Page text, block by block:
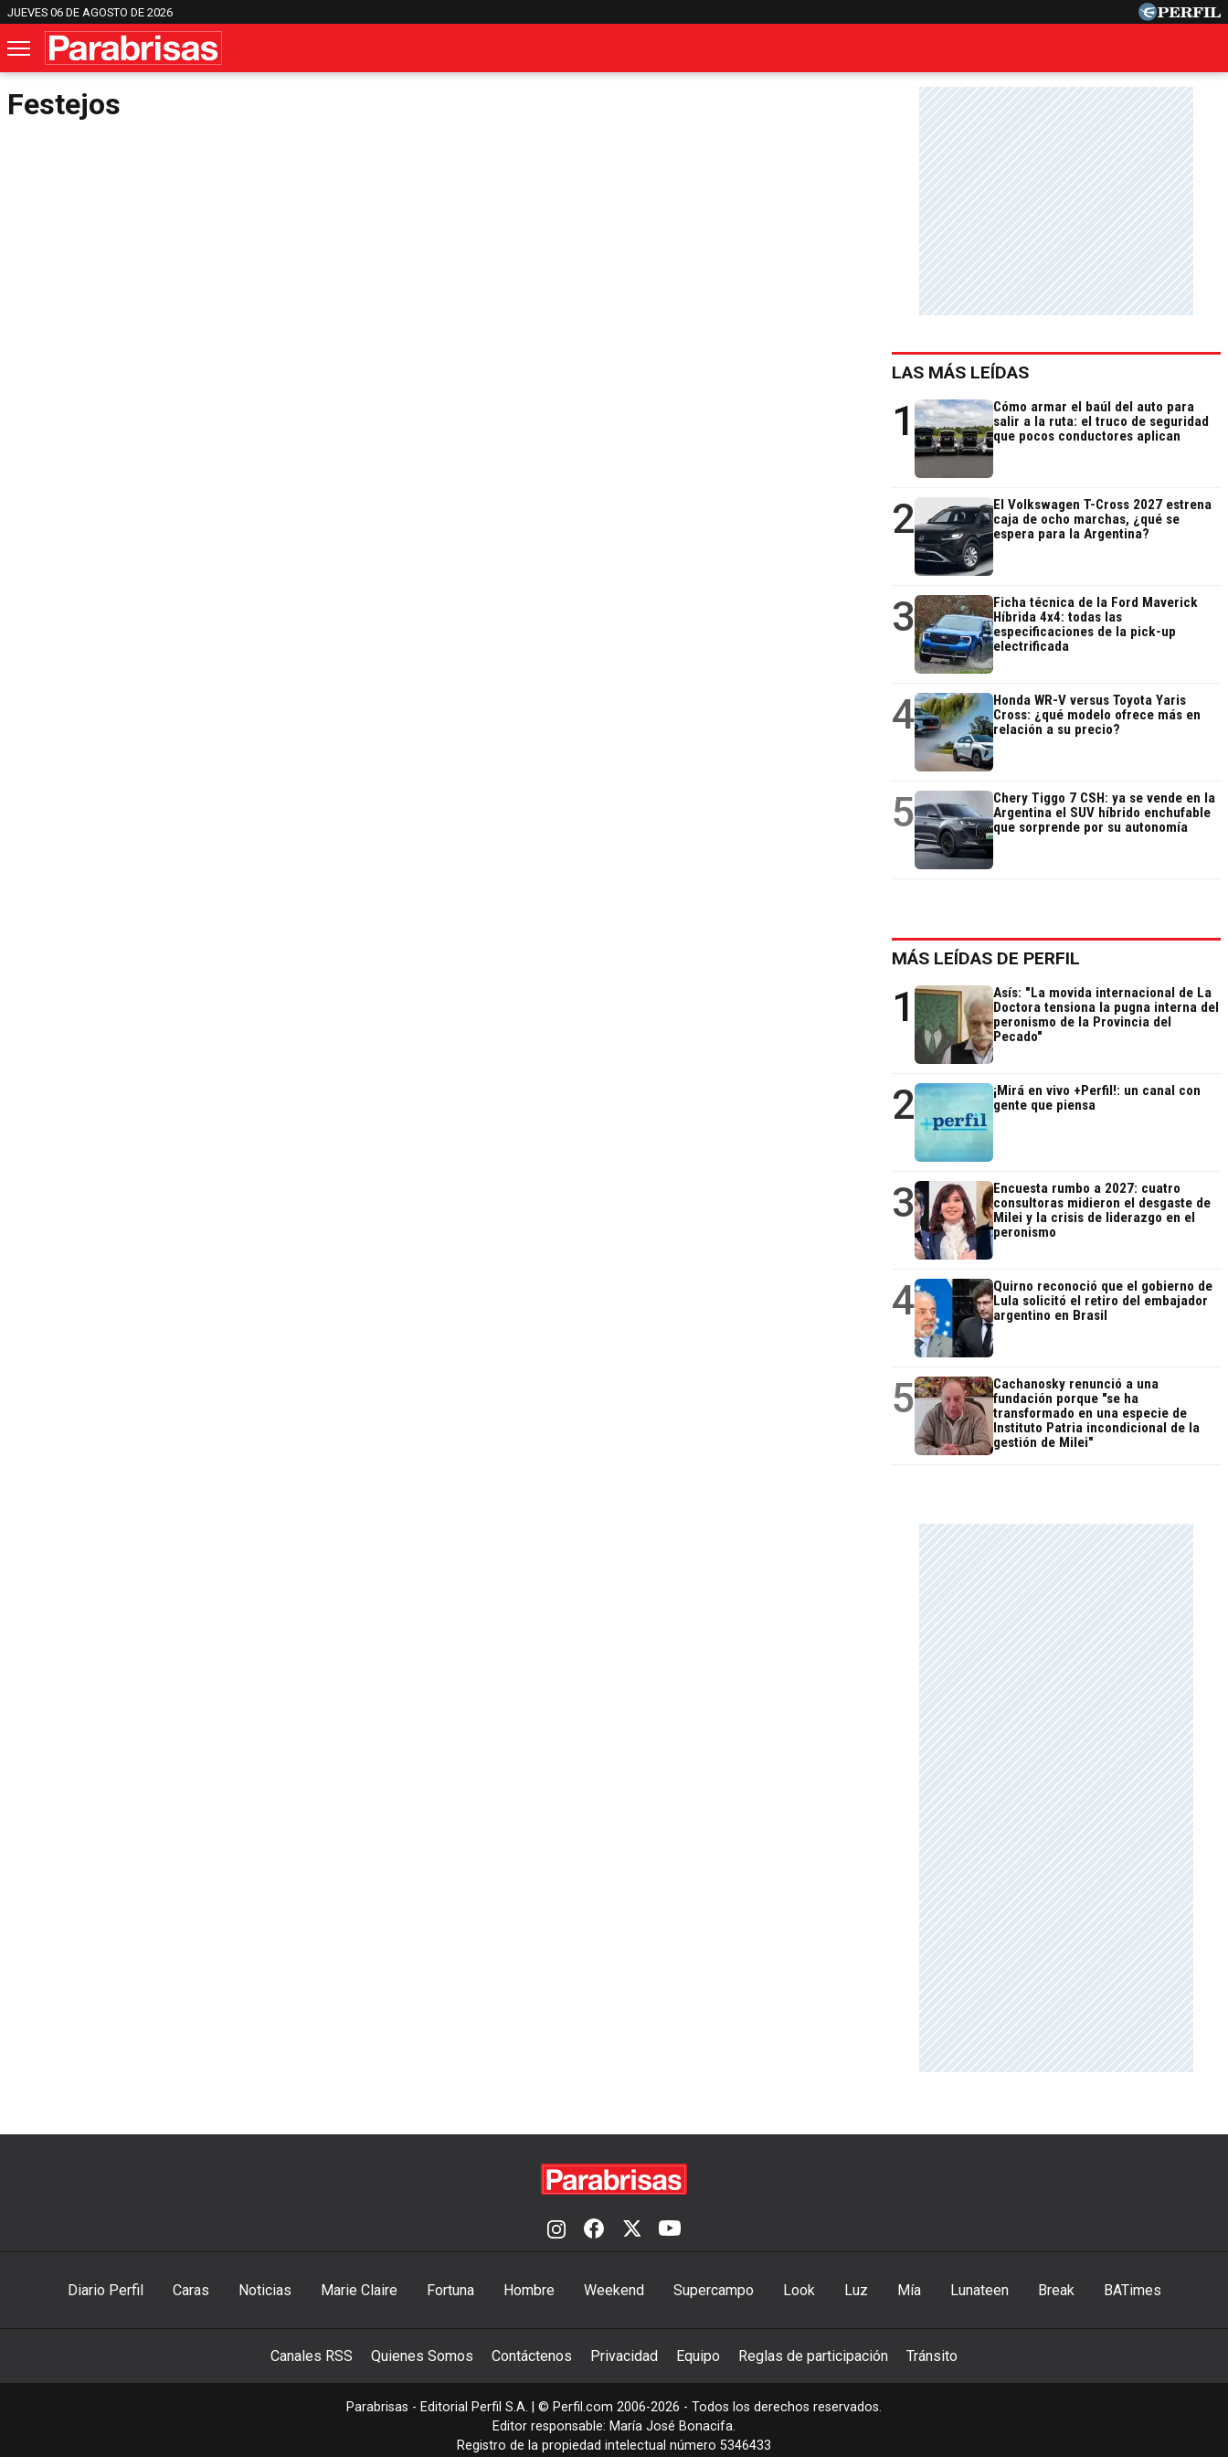
JUEVES 06 DE AGOSTO DE 2026
Festejos
LAS MÁS LEÍDAS
1
Cómo armar el baúl del auto para
salir a la ruta: el truco de seguridad
que pocos conductores aplican
2
El Volkswagen T-Cross 2027 estrena
caja de ocho marchas, ¿qué se
espera para la Argentina?
3
Ficha técnica de la Ford Maverick
Híbrida 4x4: todas las
especificaciones de la pick-up
electrificada
4
Honda WR-V versus Toyota Yaris
Cross: ¿qué modelo ofrece más en
relación a su precio?
5
Chery Tiggo 7 CSH: ya se vende en la
Argentina el SUV híbrido enchufable
que sorprende por su autonomía
MÁS LEÍDAS DE PERFIL
1
Asís: "La movida internacional de La
Doctora tensiona la pugna interna del
peronismo de la Provincia del
Pecado"
2
¡Mirá en vivo +Perfil!: un canal con
gente que piensa
3
Encuesta rumbo a 2027: cuatro
consultoras midieron el desgaste de
Milei y la crisis de liderazgo en el
peronismo
4
Quirno reconoció que el gobierno de
Lula solicitó el retiro del embajador
argentino en Brasil
5
Cachanosky renunció a una
fundación porque "se ha
transformado en una especie de
Instituto Patria incondicional de la
gestión de Milei"
Diario Perfil Caras Noticias Marie Claire Fortuna Hombre Weekend Supercampo Look Luz Mía Lunateen Break BATimes
Canales RSS Quienes Somos Contáctenos Privacidad Equipo Reglas de participación Tránsito
Parabrisas - Editorial Perfil S.A. | © Perfil.com 2006-2026 - Todos los derechos reservados.
Editor responsable: María José Bonacifa.
Registro de la propiedad intelectual número 5346433